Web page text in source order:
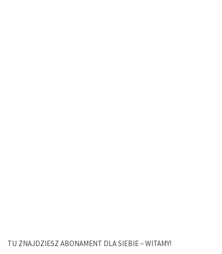
TU ZNAJDZIESZ ABONAMENT DLA SIEBIE – WITAMY!